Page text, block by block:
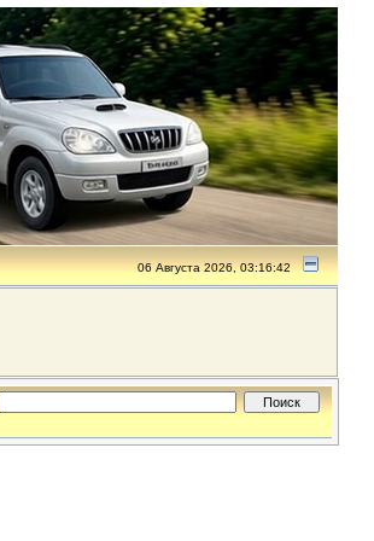
06 Августа 2026, 03:16:42